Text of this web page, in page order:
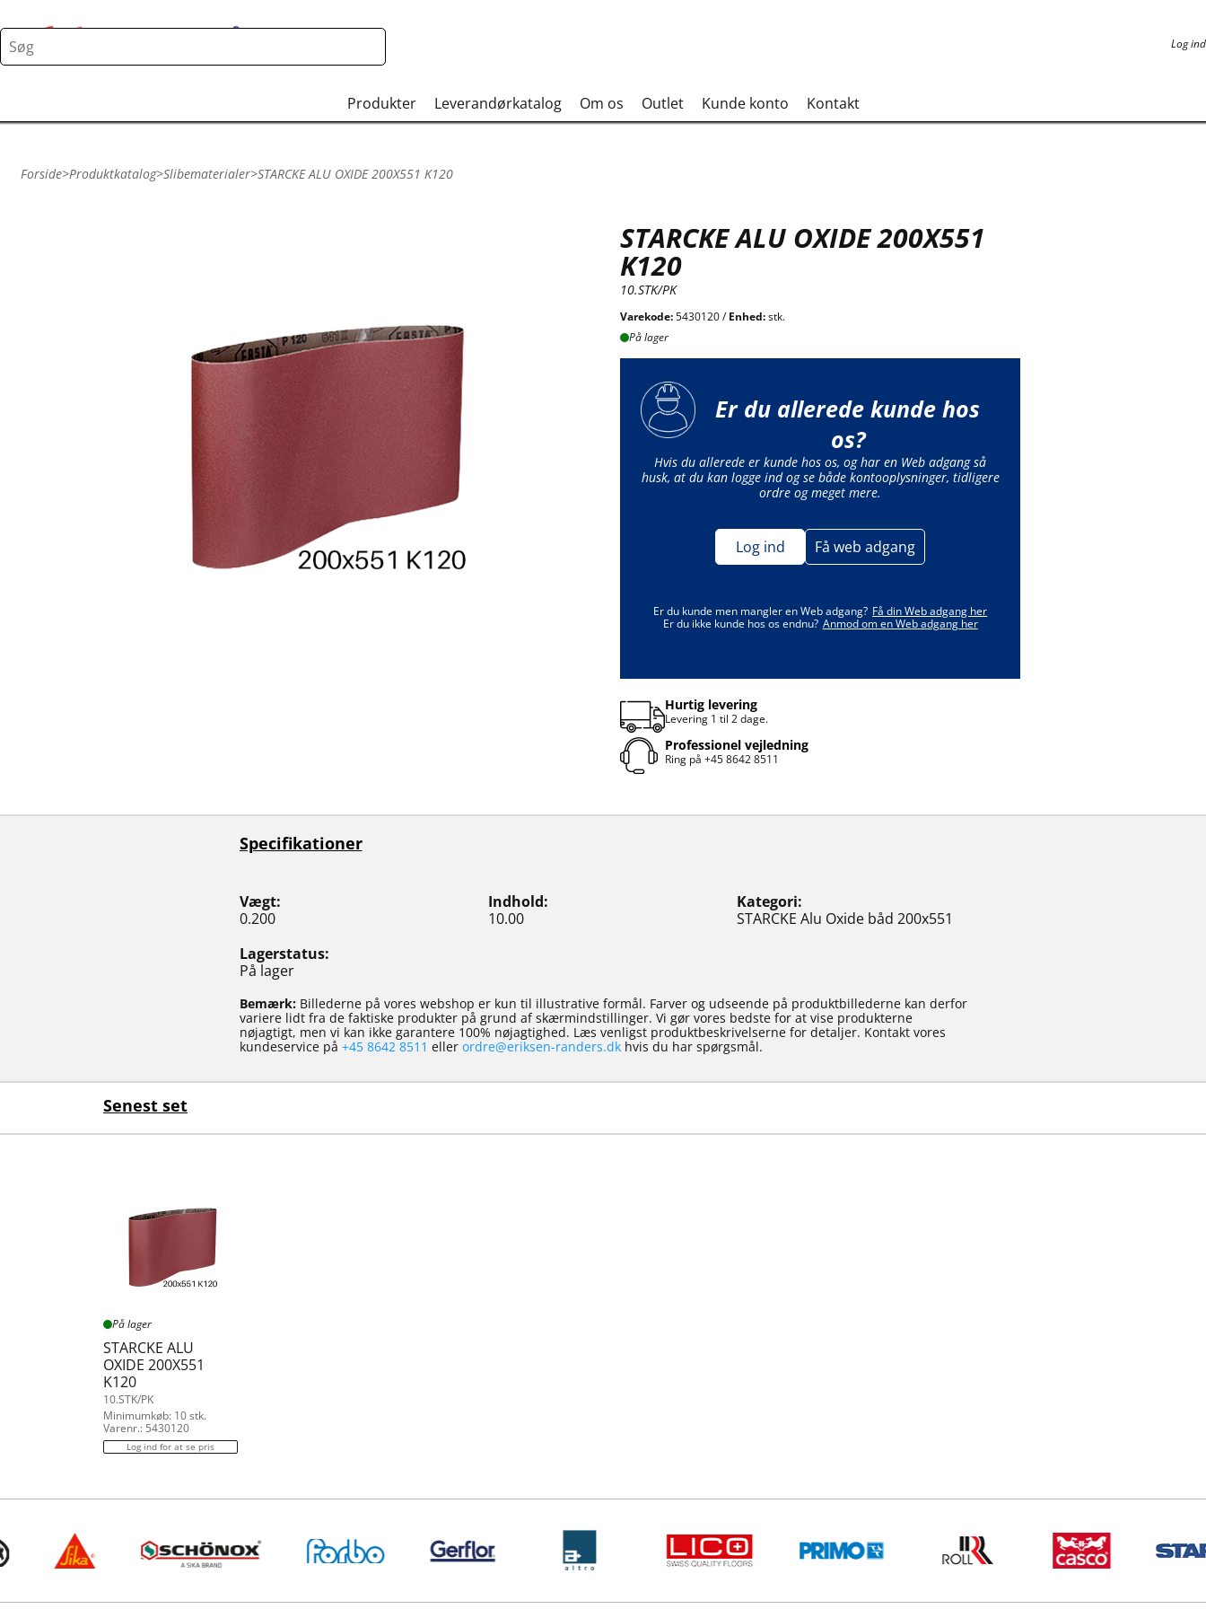
Log ind
Produkter Leverandørkatalog Om os Outlet Kunde konto Kontakt
Forside>Produktkatalog>Slibematerialer>STARCKE ALU OXIDE 200X551 K120
STARCKE ALU OXIDE 200X551
K120
10.STK/PK
Varekode:5430120 /Enhed:stk.
På lager
Er du allerede kunde hos
os?
Hvis du allerede er kunde hos os, og har en Web adgang så
husk, at du kan logge ind og se både kontooplysninger, tidligere
ordre og meget mere.
Log ind Få web adgang
Er du kunde men mangler en Web adgang? Få din Web adgang her
Er du ikke kunde hos os endnu? Anmod om en Web adgang her
Hurtig levering
Levering 1 til 2 dage.
Professionel vejledning
Ring på+45 8642 8511
Specifikationer
Vægt
0.200
Indhold
10.00
Kategori
STARCKE Alu Oxide båd 200x551
Lagerstatus
På lager
Bemærk:Billederne på vores webshop er kun til illustrative formål. Farver og udseende på produktbillederne kan derfor
variere lidt fra de faktiske produkter på grund af skærmindstillinger. Vi gør vores bedste for at vise produkterne
nøjagtigt, men vi kan ikke garantere 100% nøjagtighed. Læs venligst produktbeskrivelserne for detaljer. Kontakt vores
kundeservice på +45 8642 8511 eller ordre@eriksen-randers.dkhvis du har spørgsmål.
Senest set
På lager
STARCKE ALU
OXIDE 200X551
K120
10.STK/PK
Minimumkøb: 10 stk.
Varenr.: 5430120
Log ind for at se pris